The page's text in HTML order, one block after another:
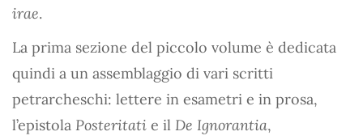
irae.
La prima sezione del piccolo volume è dedicata
quindi a un assemblaggio di vari scritti
petrarcheschi: lettere in esametri e in prosa,
l’epistola Posteritati e il De Ignorantia,